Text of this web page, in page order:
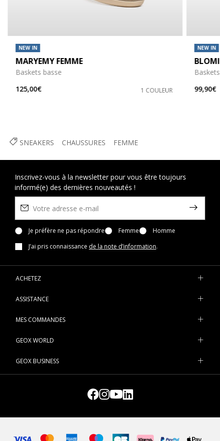
SNEAKERS CHAUSSURES FEMME
NEW IN
MARYEMY FEMME
Baskets basse
125,00€
1 COULEUR
NEW IN
99,90€
Inscrivez-vous à la newsletter pour vous être toujours
informé(e) des dernières nouveautés !
Je préfère ne pas répondre Femme
Homme
J’ai pris connaissance de la note d’information.
ACHETEZ
ASSISTANCE
MES COMMANDES
GEOX WORLD
GEOX BUSINESS